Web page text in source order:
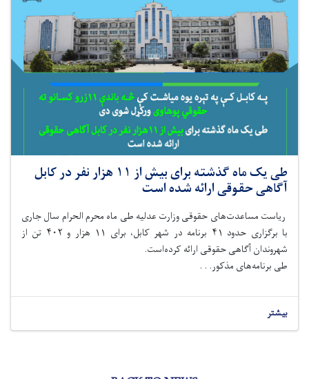
طی یک ماه گذشته برای بیش از ۱۱ هزار نفر در کابل
آگاهی حقوقی ارائه شده است
ریاست مساعدت‌های حقوقی وزارت عدلیه طی ماه محرم الحرام سال جاری
با برگزاری حدود ۴۱ برنامه در شهر کابل، برای ۱۱ هزار و ۴۰۲ تن از
شهروندان آگاهی حقوقی ارائه کرده‌است.
طی برنامه‌های مذکور. . .
بیشتر